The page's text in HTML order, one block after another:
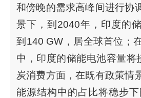
和傍晚的需求高峰间进行协
景下，到2040年，印度的
到140 GW，居全球首位；
中，印度的储能电池容量将
炭消费方面，在既有政策情
能源结构中的占比将稳步